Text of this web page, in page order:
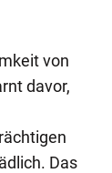
von
davor,
Das